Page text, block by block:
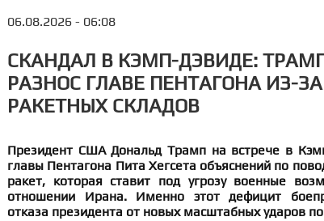
06.08.2026 - 06:08
СКАНДАЛ В КЭМП-ДЭВИДЕ:
РАЗНОС ГЛАВЕ ПЕНТАГОНА ИЗ-
РАКЕТНЫХ СКЛАДОВ
Президент США Дональд Трамп на встрече в
главы Пентагона Пита Хегсета объяснений по
ракет, которая ставит под угрозу военные
отношении Ирана. Именно этот дефицит
отказа президента от новых масштабных ударов